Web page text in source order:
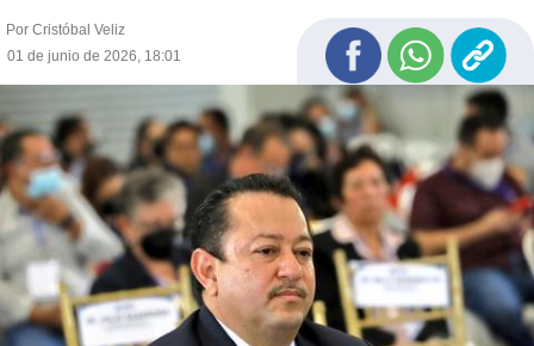
Por Cristóbal Veliz
01 de junio de 2026, 18:01